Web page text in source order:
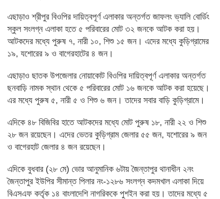
এছাড়াও শ্রীপুর বিওপির দায়িত্বপূর্ণ এলাকার অন্তর্গত জাফলং ভ্যালি বোর্ডিং
স্কুল সংলগ্ন এলাকা হতে ৫ পরিবারের মোট ৩২ জনকে আটক করা হয়।
আটকদের মধ্যে পুরুষ ৭, নারী ১০, শিশু ১৫ জন। এদের মধ্যে কুড়িগ্রামের
১৯, যশোরের ৯ ও বাগেরহাটের ৪ জন।
এছাড়াও ছাতক উপজেলার নোয়াকোট বিওপির দায়িত্বপূর্ণ এলাকার অন্তর্গত
ছনবাড়ি নামক স্থান থেকে ৫ পরিবারের মোট ১৬ জনকে আটক করা হয়েছে।
এর মধ্যে পুরুষ ৫, নারী ৫ ও শিশু ৬ জন। তাদের সবার বাড়ি কুড়িগ্রামে।
এদিকে ৪৮ বিজিবির হাতে আটকদের মধ্যে মোট পুরুষ ১৮, নারী ২২ ও শিশু
২৮ জন রয়েছেন। এদের ভেতর কুড়িগ্রাম জেলার ৫৫ জন, যশোরের ৯ জন
ও বাগেরহাট জেলার ৪ জন রয়েছেন।
এদিকে বুধবার (২৮ মে) ভোর আনুমানিক ৬টায় জৈন্তাপুর থানাধীন ২নং
জৈন্তাপুর ইউপির সীমান্ত পিলার নং-১২৮৬ সংলগ্ন কদমখাল এলাকা দিয়ে
বিএসএফ কর্তৃক ১৪ বাংলাদেশি নাগরিককে পুশইন করা হয়। তাদের মধ্যে ৫